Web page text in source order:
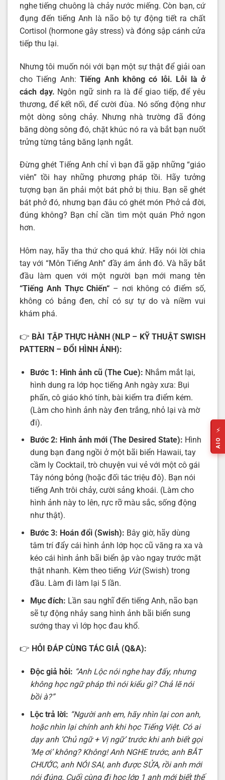
nghe tiếng chuông là chảy nước miếng. Còn bạn, cứ
đụng đến tiếng Anh là não bộ tự động tiết ra chất
Cortisol (hormone gây stress) và đóng sập cánh cửa
tiếp thu lại.
Nhưng tôi muốn nói với bạn một sự thật để giải oan
cho Tiếng Anh:Tiếng Anh không có lỗi. Lỗi là ở
cách dạy. Ngôn ngữ sinh ra là để giao tiếp, để yêu
thương, để kết nối, để cười đùa. Nó sống động như
một dòng sông chảy. Nhưng nhà trường đã đóng
băng dòng sông đó, chặt khúc nó ra và bắt bạn nuốt
trửng từng tảng băng lạnh ngắt.
Đừng ghét Tiếng Anh chỉ vì bạn đã gặp những “giáo
viên” tồi hay những phương pháp tồi. Hãy tưởng
tượng bạn ăn phải một bát phở bị thiu. Bạn sẽ ghét
bát phở đó, nhưng bạn đâu có ghét món Phở cả đời,
đúng không? Bạn chỉ cần tìm một quán Phở ngon
hơn.
Hôm nay, hãy tha thứ cho quá khứ. Hãy nói lời chia
tay với “Môn Tiếng Anh” đầy ám ảnh đó. Và hãy bắt
đầu làm quen với một người bạn mới mang tên
“Tiếng Anh Thực Chiến“ – nơi không có điểm số,
không có bảng đen, chỉ có sự tự do và niềm vui
khám phá.
👉 BÀI TẬP THỰC HÀNH (NLP – KỸ THUẬT SWISH
PATTERN – ĐỔI HÌNH ẢNH):
Bước 1: Hình ảnh cũ (The Cue): Nhắm mắt lại,
hình dung ra lớp học tiếng Anh ngày xưa: Bụi
phấn, cô giáo khó tính, bài kiểm tra điểm kém.
(Làm cho hình ảnh này đen trắng, nhỏ lại và mờ
đi).
Bước 2: Hình ảnh mới (The Desired State): Hình
dung bạn đang ngồi ở một bãi biển Hawaii, tay
cầm ly Cocktail, trò chuyện vui vẻ với một cô gái
Tây nóng bỏng (hoặc đối tác triệu đô). Bạn nói
tiếng Anh trôi chảy, cười sảng khoái. (Làm cho
hình ảnh này to lên, rực rỡ màu sắc, sống động
như thật).
Bước 3: Hoán đổi (Swish): Bây giờ, hãy dùng
tâm trí đẩy cái hình ảnh lớp học cũ văng ra xa và
kéo cái hình ảnh bãi biển ập vào ngay trước mặt
thật nhanh. Kèm theo tiếng Vút(Swish) trong
đầu. Làm đi làm lại 5 lần.
Mục đích: Lần sau nghĩ đến tiếng Anh, não bạn
sẽ tự động nhảy sang hình ảnh bãi biển sung
sướng thay vì lớp học đau khổ.
👉 HỎI ĐÁP CÙNG TÁC GIẢ (Q&A):
Độc giả hỏi: “Anh Lộc nói nghe hay đấy, nhưng
không học ngữ pháp thì nói kiểu gì? Chả lẽ nói
bồi à?”
Lộc trả lời: “Người anh em, hãy nhìn lại con anh,
hoặc nhìn lại chính anh khi học Tiếng Việt. Có ai
dạy anh ‘Chủ ngữ + Vị ngữ’ trước khi anh biết gọi
‘Mẹ ơi’ không? Không! Anh NGHE trước, anh BẮT
CHƯỚC, anh NÓI SAI, anh được SỬA, rồi anh mới
nói đúng. Cuối cùng đi học lớp 1 anh mới biết thế
⚡
AIO